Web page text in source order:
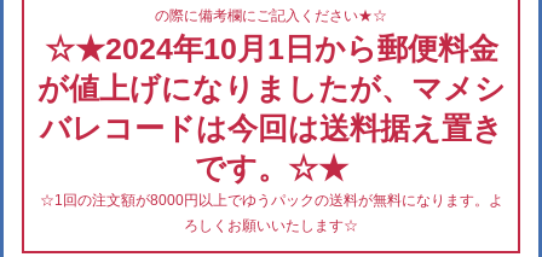
の際に備考欄にご記入ください★☆
☆★2024年10月1日から郵便料金
が値上げになりましたが、マメシ
バレコードは今回は送料据え置き
です。☆★
☆1回の注文額が8000円以上でゆうパックの送料が無料になります。よ
ろしくお願いいたします☆